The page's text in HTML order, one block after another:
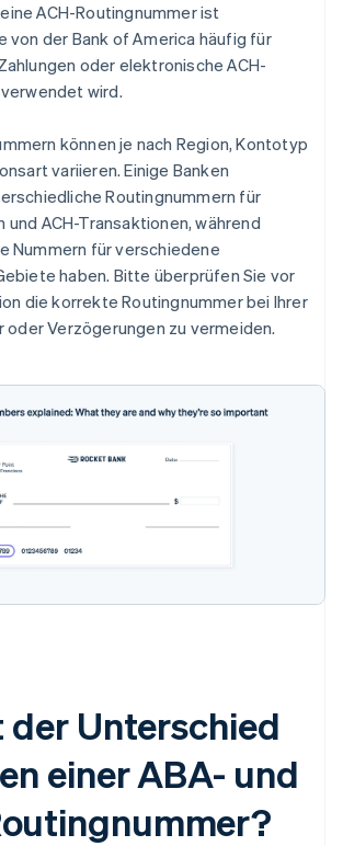
ACH-Routingnummer ist
von der Bank of America häufig für
oder elektronische ACH-
wird.
können je nach Region, Kontotyp
variieren. Einige Banken
Routingnummern für
und ACH-Transaktionen, während
Nummern für verschiedene
haben. Bitte überprüfen Sie vor
die korrekte Routingnummer bei Ihrer
oder Verzögerungen zu vermeiden.
der Unterschied
einer ABA- und